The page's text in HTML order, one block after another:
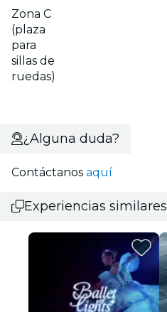
Zona C
(plaza
para
sillas de
ruedas)
¿Alguna duda?
Contáctanos aquí
Experiencias similares